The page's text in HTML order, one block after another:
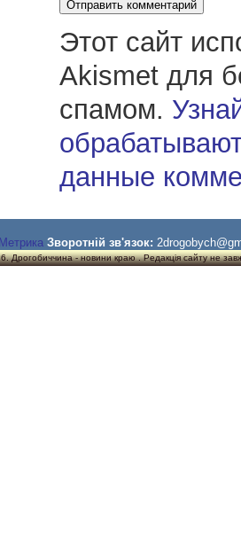
Этот сайт
Akismet для
спамом.
данные
Зворотній зв'язок:
Дрогобиччина - новини краю . Редакція сайту не